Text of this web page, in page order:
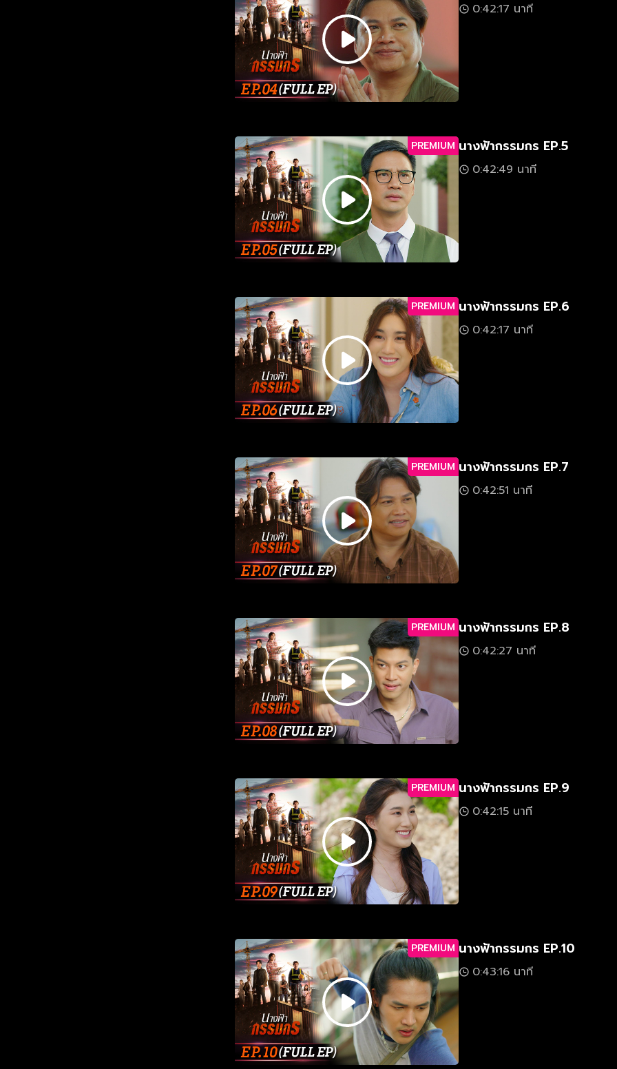
0:42:17 นาที
PREMIUM นางฟ้ากรรมกร EP.5
0:42:49 นาที
PREMIUM นางฟ้ากรรมกร EP.6
0:42:17 นาที
PREMIUM นางฟ้ากรรมกร EP.7
0:42:51 นาที
PREMIUM นางฟ้ากรรมกร EP.8
0:42:27 นาที
PREMIUM นางฟ้ากรรมกร EP.9
0:42:15 นาที
PREMIUM นางฟ้ากรรมกร EP.10
0:43:16 นาที